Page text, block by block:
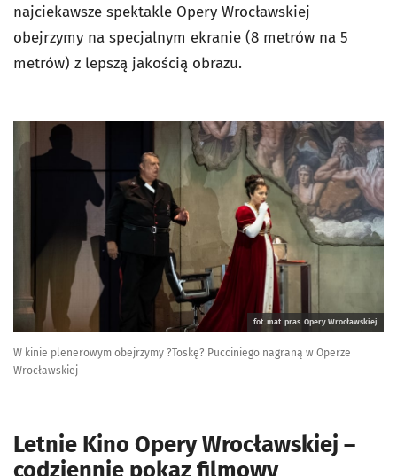
najciekawsze spektakle Opery Wrocławskiej
obejrzymy na specjalnym ekranie (8 metrów na 5
metrów) z lepszą jakością obrazu.
fot. mat. pras. Opery Wrocławskiej
W kinie plenerowym obejrzymy ?Toskę? Pucciniego nagraną w Operze
Wrocławskiej
Letnie Kino Opery Wrocławskiej –